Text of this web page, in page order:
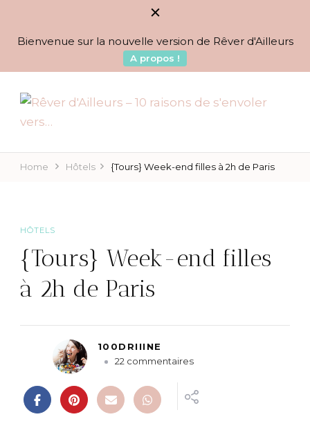
Bienvenue sur la nouvelle version de Rêver d'Ailleurs
A propos !
Rêver d'Ailleurs – 10
BLOG VOYAGES DEPUIS 2010
Home Hôtels {Tours} Week-end filles à 2h de Paris
HÔTELS
{Tours} Week-end filles
à 2h de Paris
100DRIIINE
22 commentairess
r
{